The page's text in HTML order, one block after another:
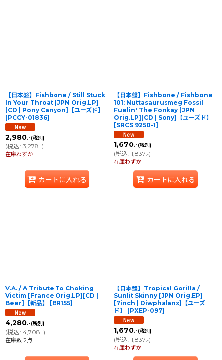
【日本盤】Fishbone / Still Stuck
In Your Throat [JPN Orig.LP]
[CD | Pony Canyon]【ユーズド】
[PCCY-01836]
2,980.-(税別)
(税込: 3,278.-)
在庫わずか
カートに入れる
【日本盤】Fishbone / Fishbone
101: Nuttasaurusmeg Fossil
Fuelin' The Fonkay [JPN
Orig.LP][CD | Sony]【ユーズド】
[SRCS 9250-1]
1,670.-(税別)
(税込: 1,837.-)
在庫わずか
カートに入れる
V.A. / A Tribute To Choking
Victim [France Orig.LP][CD |
Beer]【新品】
[BR155]
4,280.-(税別)
(税込: 4,708.-)
在庫数 2点
【日本盤】Tropical Gorilla /
Sunlit Skinny [JPN Orig.EP]
[7inch | Diwphalanx]【ユーズ
ド】
[PXEP-097]
1,670.-(税別)
(税込: 1,837.-)
在庫わずか